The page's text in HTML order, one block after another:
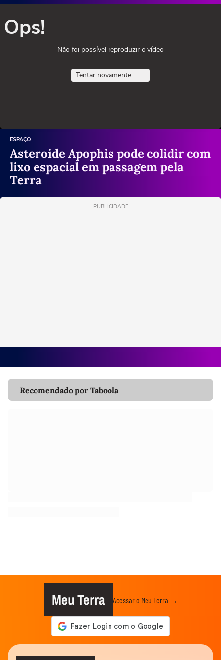
Ops!
Não foi possível reproduzir o vídeo
Tentar novamente
ESPAÇO
Asteroide Apophis pode colidir com
lixo espacial em passagem pela
Terra
PUBLICIDADE
Recomendado por Taboola
Meu Terra Acessar o Meu Terra →